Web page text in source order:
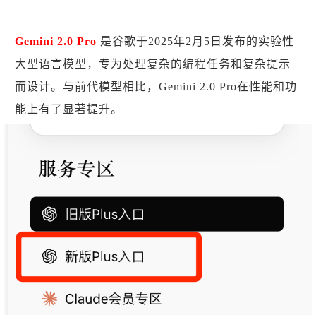
Gemini 2.0 Pro 是谷歌于2025年2月5日发布的实验性
大型语言模型，专为处理复杂的编程任务和复杂提示
而设计。与前代模型相比，Gemini 2.0 Pro在性能和功
能上有了显著提升。